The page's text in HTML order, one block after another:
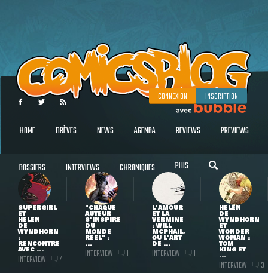
CONNEXION INSCRIPTION
HOME BRÈVES NEWS AGENDA REVIEWS PREVIEWS
DOSSIERS INTERVIEWS CHRONIQUES PLUS
SUPERGIRL
ET
HELEN
DE
WYNDHORN
:
RENCONTRE
AVEC ...
INTERVIEW 4
"CHAQUE
AUTEUR
S'INSPIRE
DU
MONDE
RÉEL" :
...
INTERVIEW 1
L'AMOUR
ET LA
VERMINE
: WILL
MCPHAIL,
OU L'ART
DE ...
INTERVIEW 1
HELEN
DE
WYNDHORN
ET
WONDER
WOMAN :
TOM
KING ET
...
INTERVIEW 3